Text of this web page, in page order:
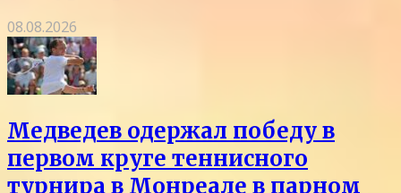
08.08.2026
Медведев одержал победу в
первом круге теннисного
турнира в Монреале в парном